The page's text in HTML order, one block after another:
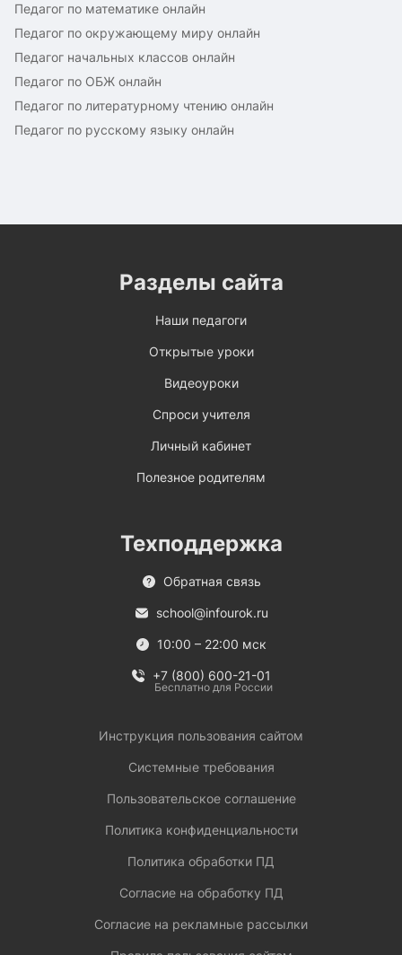
Педагог по математике онлайн
Педагог по окружающему миру онлайн
Педагог начальных классов онлайн
Педагог по ОБЖ онлайн
Педагог по литературному чтению онлайн
Педагог по русскому языку онлайн
Разделы сайта
Наши педагоги
Открытые уроки
Видеоуроки
Спроси учителя
Личный кабинет
Полезное родителям
Техподдержка
Обратная связь
school@infourok.ru
10:00 – 22:00 мск
+7 (800) 600-21-01
Бесплатно для России
Инструкция пользования сайтом
Системные требования
Пользовательское соглашение
Политика конфиденциальности
Политика обработки ПД
Согласие на обработку ПД
Согласие на рекламные рассылки